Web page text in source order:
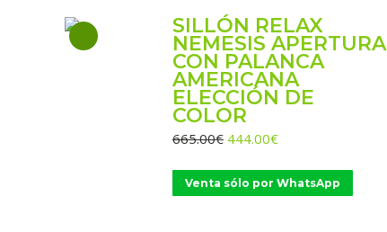
SILLÓN RELAX
NEMESIS APERTURA
CON PALANCA
AMERICANA
ELECCIÓN DE
COLOR
665.00€ El
original
era:
444.00€El
actual
es:
Venta sólo por WhatsApp